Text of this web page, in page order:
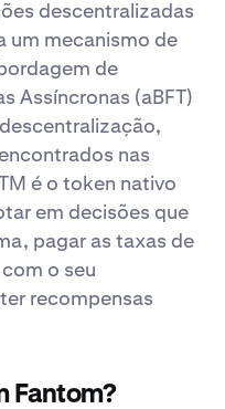
descentralizadas
um mecanismo de
de
Assíncronas (aBFT)
nas
é o token nativo
em decisões que
pagar as taxas de
o seu
recompensas
Fantom?